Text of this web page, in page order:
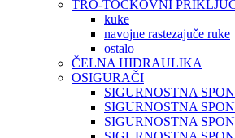
TRO-TOČKOVNI
kuke
navojne rastezajuče ruke
ostalo
ČELNA HIDRAULIKA
OSIGURAČI
SIGURNOSTNA
SIGURNOSTNA
SIGURNOSTNA